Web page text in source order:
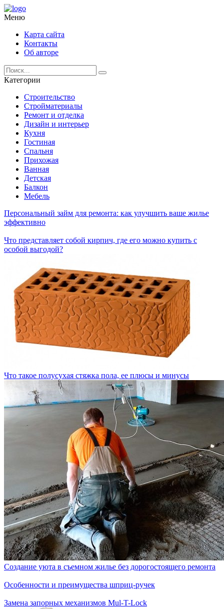
Меню
Карта сайта
Контакты
Об авторе
Категории
Строительство
Стройматериалы
Ремонт и отделка
Дизайн и интерьер
Кухня
Гостиная
Спальня
Прихожая
Ванная
Детская
Балкон
Мебель
Персональный займ для ремонта: как улучшить ваше жилье
эффективно
Что представляет собой кирпич, где его можно купить с
особой выгодой?
Что такое полусухая стяжка пола, ее плюсы и минусы
Создание уюта в съемном жилье без дорогостоящего ремонта
Особенности и преимущества шприц-ручек
Замена запорных механизмов Mul-T-Lock